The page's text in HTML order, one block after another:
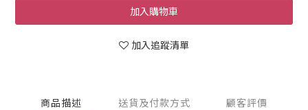
加入購物車
加入追蹤清單
商品描述 送貨及付款方式 顧客評價